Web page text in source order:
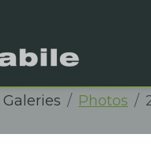
Galeries Photos